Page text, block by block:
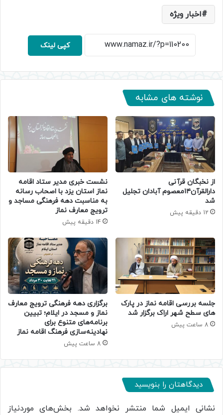
اخبار ویژه
کپی لینک
نوشته های مشابه
از نخبگان قرآنی
دارالقرآن۱۴معصوم آبادان تجلیل
شد
12 دقیقه پیش
نشست خبری مدیر ستاد اقامه
نماز استان یزد با اصحاب رسانه
به مناسبت دهه فرهنگی مساجد و
ترویج معارف نماز
14 دقیقه پیش
جلسه بررسی اقامه نماز در پارک
های سطح شهر اراک برگزار شد
8 ساعت پیش
برگزاری دهه فرهنگی ترویج معارف
نماز و مسجد در ایلام؛ تبیین
برنامه‌های متنوع برای
نهادینه‌سازی فرهنگ اقامه نماز
8 ساعت پیش
دیدگاهتان را بنویسید
نشانی ایمیل شما منتشر نخواهد شد. بخش‌های موردنیاز